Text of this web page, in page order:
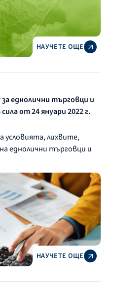
НАУЧЕТЕ ОЩЕ
еднолични търговци и
от 24 януари 2022 г.
условията, лихвите,
еднолични търговци и
НАУЧЕТЕ ОЩЕ